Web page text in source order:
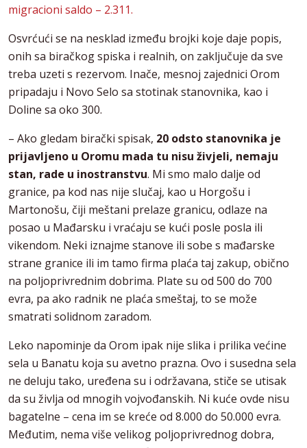
migracioni saldo – 2.311.
Osvrćući se na nesklad između brojki koje daje popis,
onih sa biračkog spiska i realnih, on zaključuje da sve
treba uzeti s rezervom. Inače, mesnoj zajednici Orom
pripadaju i Novo Selo sa stotinak stanovnika, kao i
Doline sa oko 300.
– Ako gledam birački spisak, 20 odsto stanovnika je
prijavljeno u Oromu mada tu nisu živjeli, nemaju
stan, rade u inostranstvu. Mi smo malo dalje od
granice, pa kod nas nije slučaj, kao u Horgošu i
Martonošu, čiji meštani prelaze granicu, odlaze na
posao u Mađarsku i vraćaju se kući posle posla ili
vikendom. Neki iznajme stanove ili sobe s mađarske
strane granice ili im tamo firma plaća taj zakup, obično
na poljoprivrednim dobrima. Plate su od 500 do 700
evra, pa ako radnik ne plaća smeštaj, to se može
smatrati solidnom zaradom.
Leko napominje da Orom ipak nije slika i prilika većine
sela u Banatu koja su avetno prazna. Ovo i susedna sela
ne deluju tako, uređena su i održavana, stiče se utisak
da su življa od mnogih vojvođanskih. Ni kuće ovde nisu
bagatelne – cena im se kreće od 8.000 do 50.000 evra.
Međutim, nema više velikog poljoprivrednog dobra,